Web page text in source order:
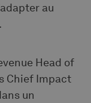
au
Head of
Chief Impact
un